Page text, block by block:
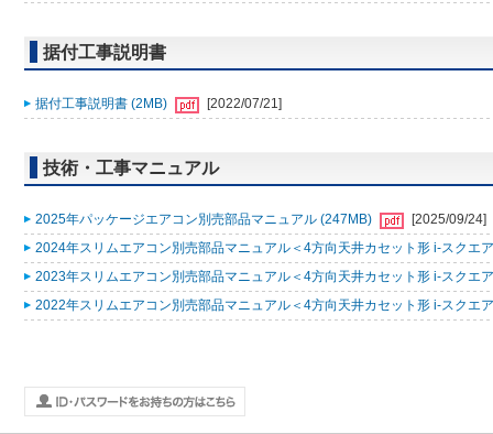
据付工事説明書
据付工事説明書 (2MB) [2022/07/21]
技術・工事マニュアル
2025年パッケージエアコン別売部品マニュアル (247MB)
[2025/09/24]
2024年スリムエアコン別売部品マニュアル＜4方向天井カセット形 i-スクエ
2023年スリムエアコン別売部品マニュアル＜4方向天井カセット形 i-スクエ
2022年スリムエアコン別売部品マニュアル＜4方向天井カセット形 i-スクエ